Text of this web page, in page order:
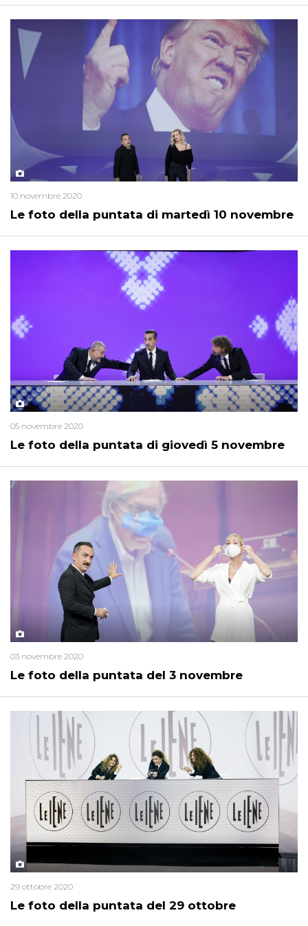
Le foto della puntata di martedì 10 novembre
10 novembre 2020
Le foto della puntata di giovedì 5 novembre
05 novembre 2020
Le foto della puntata del 3 novembre
03 novembre 2020
Le foto della puntata del 29 ottobre
29 ottobre 2020